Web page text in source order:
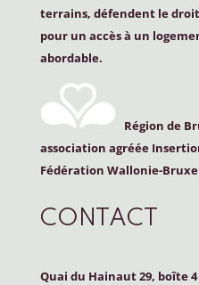
terrains, défendent le
pour un accès à un
abordable.
Région de
association agréée
Fédération Wallonie-
CONTACT
Quai du Hainaut 29, boîte 4